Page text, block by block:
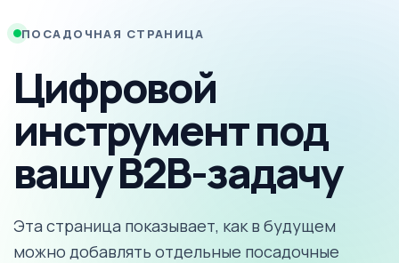
ПОСАДОЧНАЯ СТРАНИЦА
Цифровой
инструмент под
вашу B2B-задачу
Эта страница показывает, как в будущем
можно добавлять отдельные посадочные